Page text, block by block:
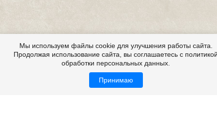
Мы используем файлы cookie для улучшения работы сайта.
Продолжая использование сайта, вы соглашаетесь с
обработки персональных данных.
Принимаю